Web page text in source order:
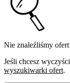
Nie znaleźliśmy
Jeśli chcesz
wyszukiwarki ofert.